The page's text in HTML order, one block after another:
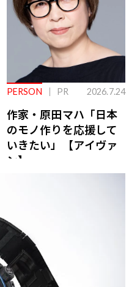
PERSON PR 2026.7.24
作家・原田マハ「日本
のモノ作りを応援して
いきたい」【アイヴァ
ン】